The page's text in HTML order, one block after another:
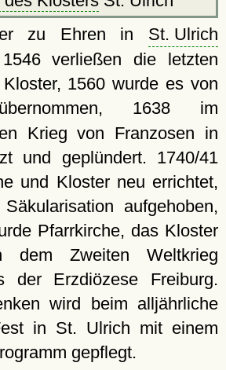
zu Ehren in St. Ulrich
1546 verließen die letzten
1560 wurde es von
1638 im
Krieg von Franzosen in
und geplündert. 1740/41
und Kloster neu errichtet,
aufgehoben,
Pfarrkirche, das Kloster
dem Zweiten Weltkrieg
der Erzdiözese Freiburg.
wird beim alljährliche
in St. Ulrich mit einem
gepflegt.